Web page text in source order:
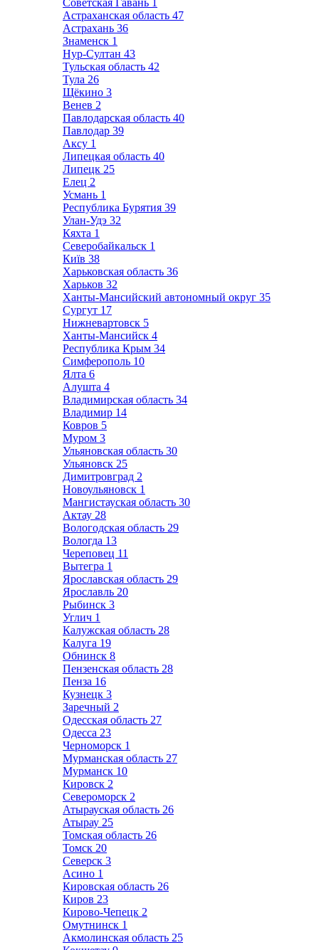
Советская Гавань 1
Астраханская область 47
Астрахань 36
Знаменск 1
Нур-Султан 43
Тульская область 42
Тула 26
Щёкино 3
Венев 2
Павлодарская область 40
Павлодар 39
Аксу 1
Липецкая область 40
Липецк 25
Елец 2
Усмань 1
Республика Бурятия 39
Улан-Удэ 32
Кяхта 1
Северобайкальск 1
Київ 38
Харьковская область 36
Харьков 32
Ханты-Мансийский автономный округ 35
Сургут 17
Нижневартовск 5
Ханты-Мансийск 4
Республика Крым 34
Симферополь 10
Ялта 6
Алушта 4
Владимирская область 34
Владимир 14
Ковров 5
Муром 3
Ульяновская область 30
Ульяновск 25
Димитровград 2
Новоульяновск 1
Мангистауская область 30
Актау 28
Вологодская область 29
Вологда 13
Череповец 11
Вытегра 1
Ярославская область 29
Ярославль 20
Рыбинск 3
Углич 1
Калужская область 28
Калуга 19
Обнинск 8
Пензенская область 28
Пенза 16
Кузнецк 3
Заречный 2
Одесская область 27
Одесса 23
Черноморск 1
Мурманская область 27
Мурманск 10
Кировск 2
Североморск 2
Атырауская область 26
Атырау 25
Томская область 26
Томск 20
Северск 3
Асино 1
Кировская область 26
Киров 23
Кирово-Чепецк 2
Омутнинск 1
Акмолинская область 25